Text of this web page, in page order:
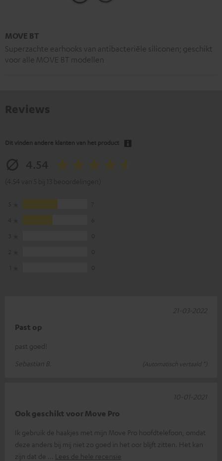
MOVE BT
Superzachte earhooks van antibacteriële siliconen; geschikt
voor alle MOVE BT modellen
Dit vinden andere klanten van het product
Past op
past goed!
Sebastian B.
(Automatisch vertaald *)
21-03-2022
Ook geschikt voor Move Pro
Ik gebruik de haakjes met mijn Move Pro hoofdtelefoon, omdat
deze anders bij mij niet zo goed in het oor blijft zitten. Het kan
zijn dat de
Lees de hele recensie
10-01-2021